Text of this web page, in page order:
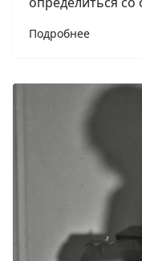
Подробнее